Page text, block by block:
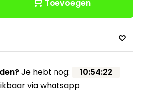
Toevoegen
Je hebt nog: 10:54:21
via whatsapp